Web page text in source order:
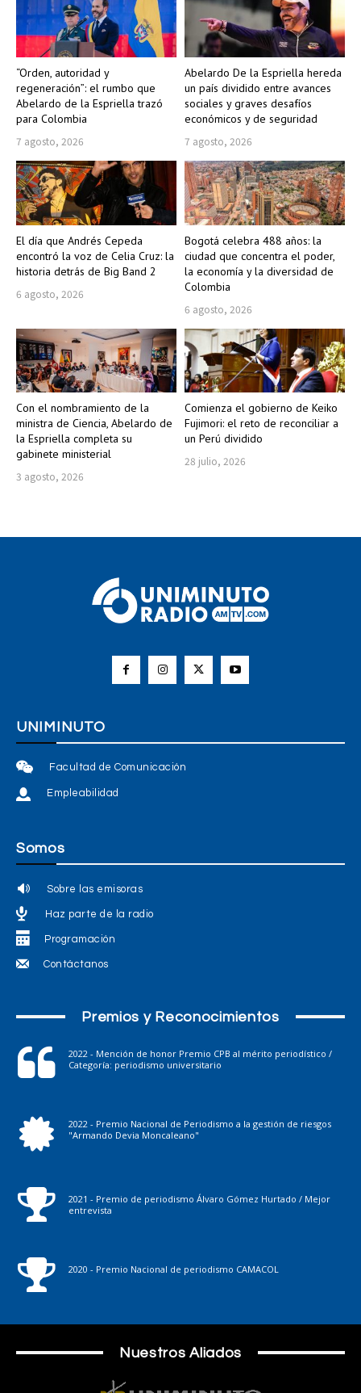
“Orden, autoridad y
regeneración”: el rumbo que
Abelardo de la Espriella trazó
para Colombia
7 agosto, 2026
Abelardo De la Espriella hereda
un país dividido entre avances
sociales y graves desafíos
económicos y de seguridad
7 agosto, 2026
El día que Andrés Cepeda
encontró la voz de Celia Cruz: la
historia detrás de Big Band 2
6 agosto, 2026
Bogotá celebra 488 años: la
ciudad que concentra el poder,
la economía y la diversidad de
Colombia
6 agosto, 2026
Con el nombramiento de la
ministra de Ciencia, Abelardo de
la Espriella completa su
gabinete ministerial
3 agosto, 2026
Comienza el gobierno de Keiko
Fujimori: el reto de reconciliar a
un Perú dividido
28 julio, 2026
UNIMINUTO
Facultad de Comunicación
Empleabilidad
Somos
Sobre las emisoras
Haz parte de la radio
Programación
Contáctanos
Premios y Reconocimientos
2022 - Mención de honor Premio CPB al mérito periodístico /
Categoría: periodismo universitario
2022 - Premio Nacional de Periodismo a la gestión de riesgos
"Armando Devia Moncaleano"
2021 - Premio de periodismo Álvaro Gómez Hurtado / Mejor
entrevista
2020 - Premio Nacional de periodismo CAMACOL
Nuestros Aliados